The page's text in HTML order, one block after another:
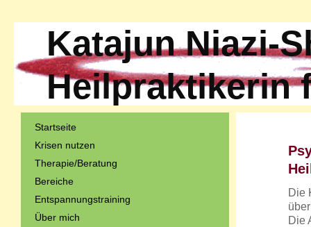
Katajun Niazi-
Heilpraktikerin
Startseite
Krisen nutzen
Therapie/Beratung
Bereiche
Entspannungstraining
Über mich
Die
Die